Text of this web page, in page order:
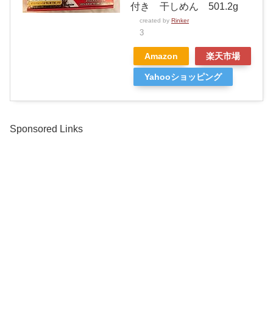
付き 干しめん 501.2g
created by Rinker
3
Amazon 楽天市場
Yahooショッピング
Sponsored Links